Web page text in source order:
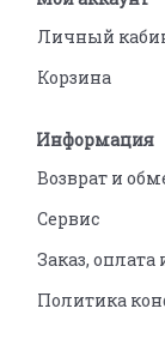
Личный
Корзина
Информация
Возврат и
Сервис
Заказ, оплата
Политика